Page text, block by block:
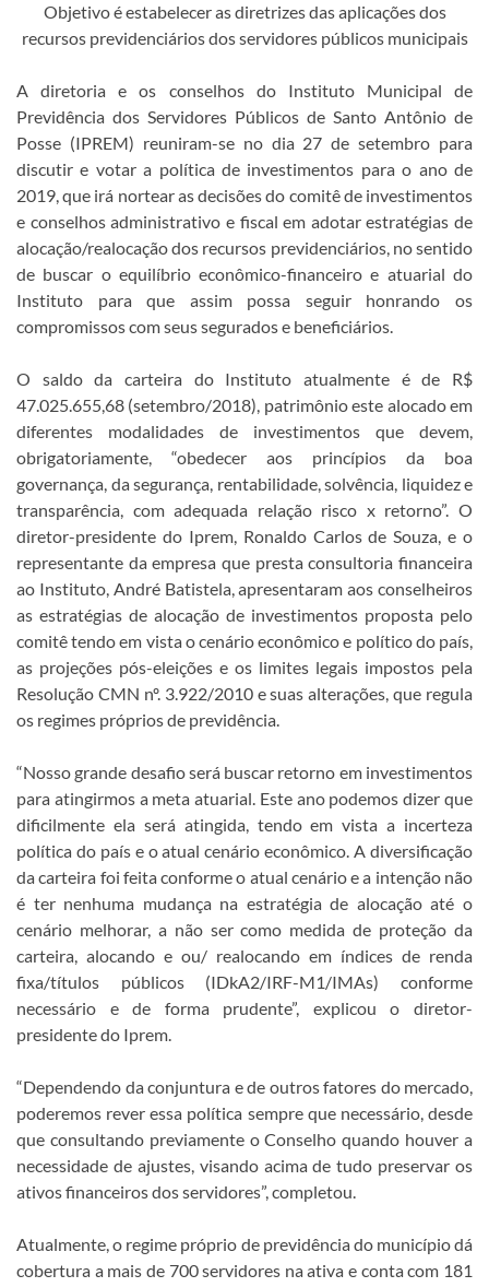
Objetivo é estabelecer as diretrizes das aplicações dos
recursos previdenciários dos servidores públicos municipais
A diretoria e os conselhos do Instituto Municipal de
Previdência dos Servidores Públicos de Santo Antônio de
Posse (IPREM) reuniram-se no dia 27 de setembro para
discutir e votar a política de investimentos para o ano de
2019, que irá nortear as decisões do comitê de investimentos
e conselhos administrativo e fiscal em adotar estratégias de
alocação/realocação dos recursos previdenciários, no sentido
de buscar o equilíbrio econômico-financeiro e atuarial do
Instituto para que assim possa seguir honrando os
compromissos com seus segurados e beneficiários.
O saldo da carteira do Instituto atualmente é de R$
47.025.655,68 (setembro/2018), patrimônio este alocado em
diferentes modalidades de investimentos que devem,
obrigatoriamente, “obedecer aos princípios da boa
governança, da segurança, rentabilidade, solvência, liquidez e
transparência, com adequada relação risco x retorno”. O
diretor-presidente do Iprem, Ronaldo Carlos de Souza, e o
representante da empresa que presta consultoria financeira
ao Instituto, André Batistela, apresentaram aos conselheiros
as estratégias de alocação de investimentos proposta pelo
comitê tendo em vista o cenário econômico e político do país,
as projeções pós-eleições e os limites legais impostos pela
Resolução CMN nº. 3.922/2010 e suas alterações, que regula
os regimes próprios de previdência.
“Nosso grande desafio será buscar retorno em investimentos
para atingirmos a meta atuarial. Este ano podemos dizer que
dificilmente ela será atingida, tendo em vista a incerteza
política do país e o atual cenário econômico. A diversificação
da carteira foi feita conforme o atual cenário e a intenção não
é ter nenhuma mudança na estratégia de alocação até o
cenário melhorar, a não ser como medida de proteção da
carteira, alocando e ou/ realocando em índices de renda
fixa/títulos públicos (IDkA2/IRF-M1/IMAs) conforme
necessário e de forma prudente”, explicou o diretor-
presidente do Iprem.
“Dependendo da conjuntura e de outros fatores do mercado,
poderemos rever essa política sempre que necessário, desde
que consultando previamente o Conselho quando houver a
necessidade de ajustes, visando acima de tudo preservar os
ativos financeiros dos servidores”, completou.
Atualmente, o regime próprio de previdência do município dá
cobertura a mais de 700 servidores na ativa e conta com 181